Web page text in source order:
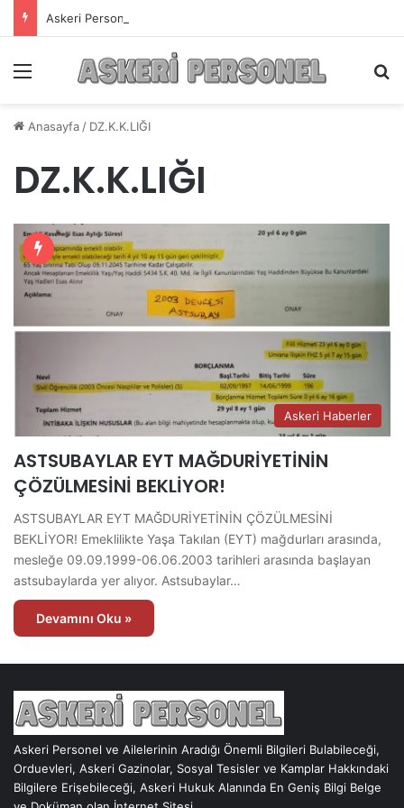
Askeri Personelin Güncel Haber ve Bilgi Sitesi.
Anasayfa / DZ.K.K.LIĞI
DZ.K.K.LIĞI
Askeri Haberler
ASTSUBAYLAR EYT MAĞDURİYETİNİN
ÇÖZÜLMESİNİ BEKLİYOR!
ASTSUBAYLAR EYT MAĞDURİYETİNİN ÇÖZÜLMESİNİ
BEKLİYOR! Emeklilikte Yaşa Takılan (EYT) mağdurları arasında,
mesleğe 09.09.1999-06.06.2003 tarihleri arasında başlayan
astsubaylarda yer alıyor. Astsubaylar…
Devamını Oku »
Askeri Personel ve Ailelerinin Aradığı Önemli Bilgileri Bulabileceği,
Orduevleri, Askeri Gazinolar, Sosyal Tesisler ve Kamplar Hakkındaki
Bilgilere Erişebileceği, Askeri Hukuk Alanında En Geniş Bilgi Belge